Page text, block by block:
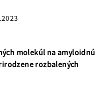
molekúl na amyloidnú
rozbalených